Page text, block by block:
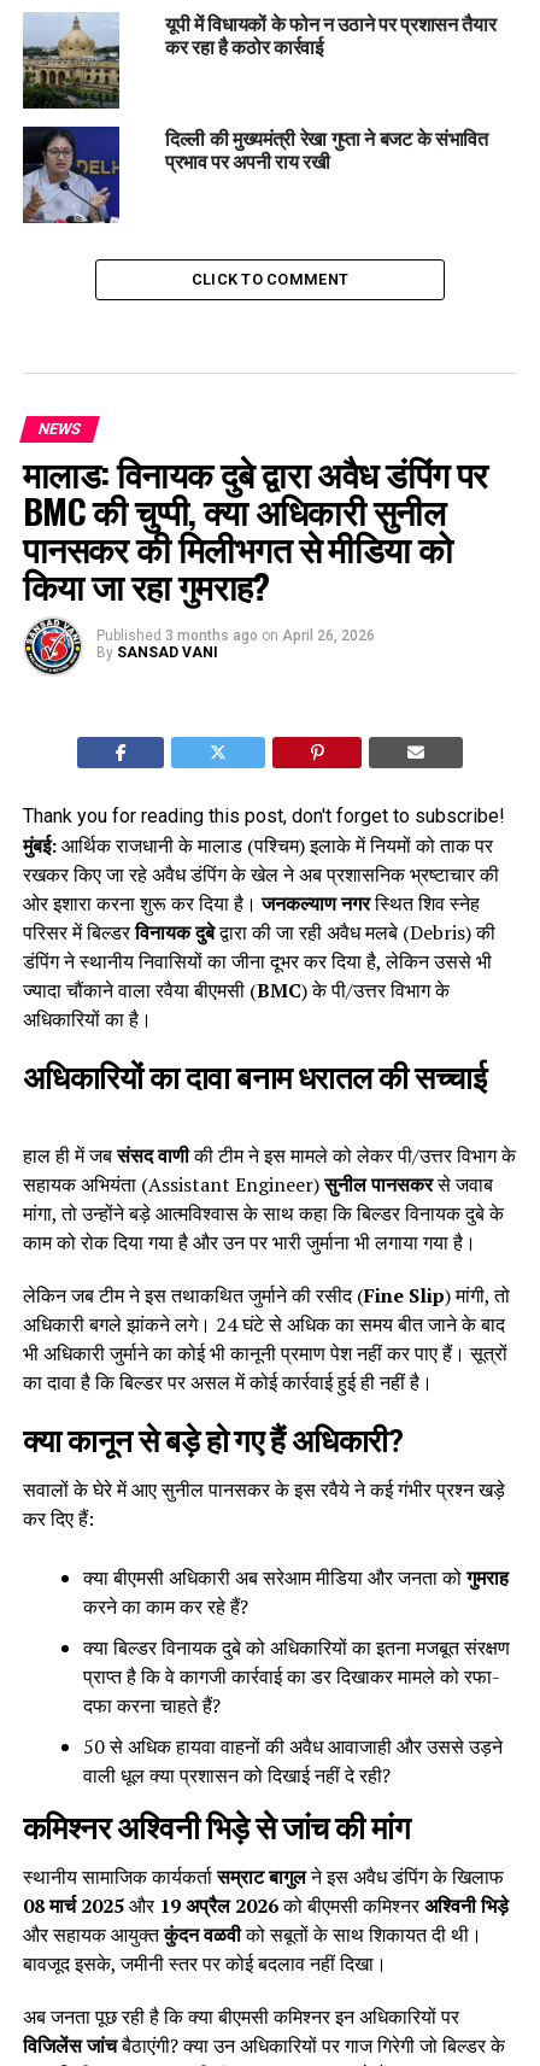
यूपी में विधायकों के फोन न उठाने पर प्रशासन तैयार
कर रहा है कठोर कार्रवाई
दिल्ली की मुख्यमंत्री रेखा गुप्ता ने बजट के संभावित
प्रभाव पर अपनी राय रखी
CLICK TO COMMENT
NEWS
मालाड: विनायक दुबे द्वारा अवैध डंपिंग पर
BMC की चुप्पी, क्या अधिकारी सुनील
पानसकर की मिलीभगत से मीडिया को
किया जा रहा गुमराह?
Published 3 months ago on April 26, 2026
By SANSAD VANI
Thank you for reading this post, don't forget to subscribe!
मुंबई:आर्थिक राजधानी के मालाड (पश्चिम) इलाके में नियमों को ताक पर
रखकर किए जा रहे अवैध डंपिंग के खेल ने अब प्रशासनिक भ्रष्टाचार की
ओर इशारा करना शुरू कर दिया है।जनकल्याण नगरस्थित शिव स्नेह
परिसर में बिल्डरविनायक दुबेद्वारा की जा रही अवैध मलबे (Debris) की
डंपिंग ने स्थानीय निवासियों का जीना दूभर कर दिया है, लेकिन उससे भी
ज्यादा चौंकाने वाला रवैया बीएमसी (BMC) के पी/उत्तर विभाग के
अधिकारियों का है।
अधिकारियों का दावा बनाम धरातल की सच्चाई
हाल ही में जबसंसद वाणीकी टीम ने इस मामले को लेकर पी/उत्तर विभाग के
सहायक अभियंता (Assistant Engineer)सुनील पानसकरसे जवाब
मांगा, तो उन्होंने बड़े आत्मविश्वास के साथ कहा कि बिल्डर विनायक दुबे के
काम को रोक दिया गया है और उन पर भारी जुर्माना भी लगाया गया है।
लेकिन जब टीम ने इस तथाकथित जुर्माने की रसीद (Fine Slip) मांगी, तो
अधिकारी बगले झांकने लगे। 24 घंटे से अधिक का समय बीत जाने के बाद
भी अधिकारी जुर्माने का कोई भी कानूनी प्रमाण पेश नहीं कर पाए हैं। सूत्रों
का दावा है कि बिल्डर पर असल में कोई कार्रवाई हुई ही नहीं है।
क्या कानून से बड़े हो गए हैं अधिकारी?
सवालों के घेरे में आए सुनील पानसकर के इस रवैये ने कई गंभीर प्रश्न खड़े
कर दिए हैं:
क्या बीएमसी अधिकारी अब सरेआम मीडिया और जनता कोगुमराह
करने का काम कर रहे हैं?
क्या बिल्डर विनायक दुबे को अधिकारियों का इतना मजबूत संरक्षण
प्राप्त है कि वे कागजी कार्रवाई का डर दिखाकर मामले को रफा-
दफा करना चाहते हैं?
50 से अधिक हायवा वाहनों की अवैध आवाजाही और उससे उड़ने
वाली धूल क्या प्रशासन को दिखाई नहीं दे रही?
कमिश्नर अश्विनी भिड़े से जांच की मांग
स्थानीय सामाजिक कार्यकर्तासम्राट बागुलने इस अवैध डंपिंग के खिलाफ
08 मार्च 2025और 19 अप्रैल 2026को बीएमसी कमिश्नरअश्विनी भिड़े
और सहायक आयुक्तकुंदन वळवीको सबूतों के साथ शिकायत दी थी।
बावजूद इसके, जमीनी स्तर पर कोई बदलाव नहीं दिखा।
अब जनता पूछ रही है कि क्या बीएमसी कमिश्नर इन अधिकारियों पर
विजिलेंस जांचबैठाएंगी? क्या उन अधिकारियों पर गाज गिरेगी जो बिल्डर के